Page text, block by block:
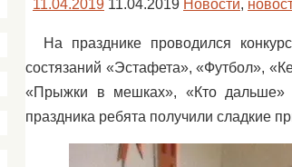
11.04.2019 11.04.2019 Новости,
На празднике проводился
состязаний «Эстафета», «Футбол»,
«Прыжки в мешках», «Кто
праздника ребята получили сладкие